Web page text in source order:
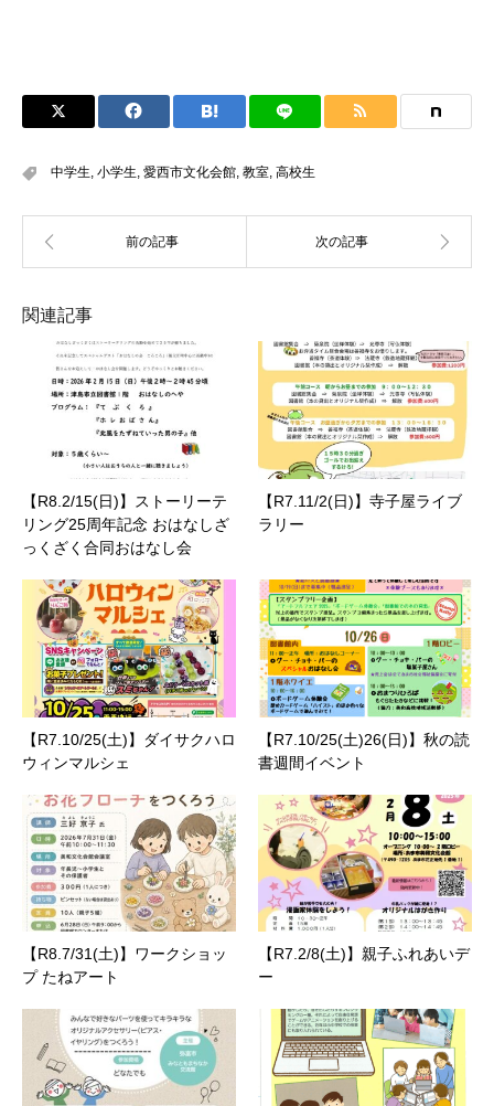
中学生, 小学生, 愛西市文化会館, 教室, 高校生
関連記事
【R8.2/15(日)】ストーリーテ
リング25周年記念 おはなしざ
っくざく合同おはなし会
【R7.11/2(日)】寺子屋ライブ
ラリー
【R7.10/25(土)】ダイサクハロ
ウィンマルシェ
【R7.10/25(土)26(日)】秋の読
書週間イベント
【R8.7/31(土)】ワークショッ
プ たねアート
【R7.2/8(土)】親子ふれあいデ
ー